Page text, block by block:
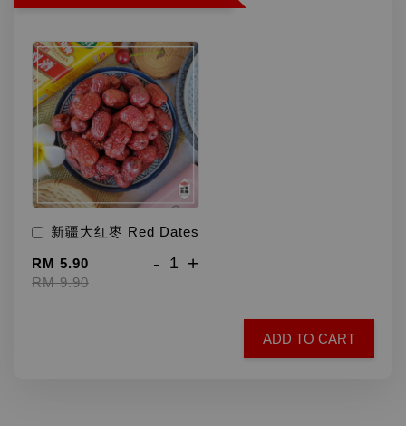
新疆大红枣 Red Dates
RM 5.90
RM 9.90
- +
ADD TO CART